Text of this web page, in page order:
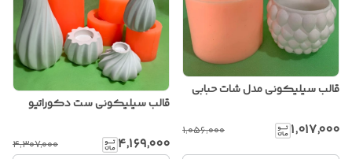
قالب سیلیکونی مدل شات حبابی
۱٬۰۱۷٬۰۰۰ ۱٬۰۵۶٬۰۰۰
قالب سیلیکونی ست دکوراتیو
۴٬۱۶۹٬۰۰۰ ۴٬۳۰۷٬۰۰۰